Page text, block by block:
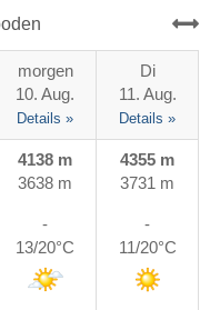
morgen
10. Aug.
Details »
Di
11. Aug.
Details »
4138 m
3638 m
4355 m
3731 m
-
13/20°C
-
11/20°C